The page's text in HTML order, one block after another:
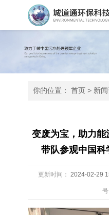
你的位置： 首页 > 新
变废为宝，助力
带队参观中国
更新时间： 2024-02-29
号